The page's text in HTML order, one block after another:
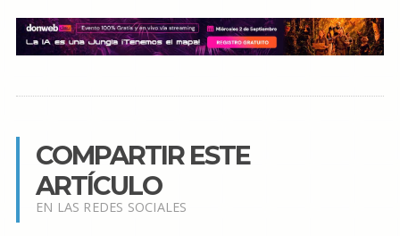
COMPARTIR ESTE
ARTÍCULO
EN LAS REDES SOCIALES